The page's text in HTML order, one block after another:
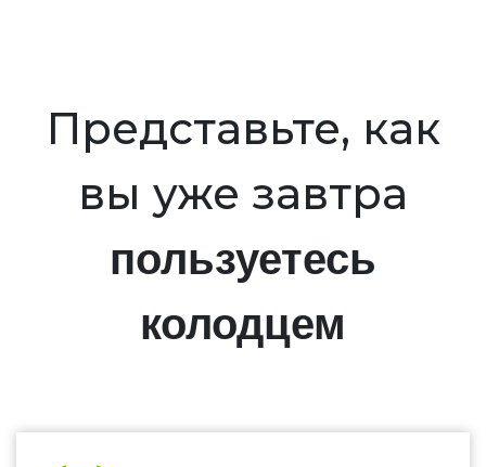
Представьте, как
вы уже завтра
пользуетесь
колодцем